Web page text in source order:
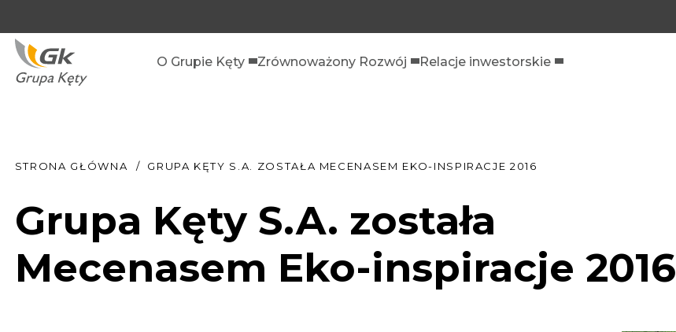
O Grupie Kęty Zrównoważony Rozwój Relacje inwestorskie
STRONA GŁÓWNA GRUPA KĘTY S.A. ZOSTAŁA MECENASEM EKO-INSPIRACJE 2016
Grupa Kęty S.A. została
Mecenasem Eko-inspiracje 2016